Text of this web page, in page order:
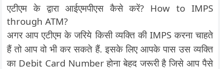
एटीएम के द्वारा आईएमपीएस कैसे करें? How to IMPS
through ATM?
अगर आप एटीएम के जरिये किसी व्यक्ति की IMPS करना चाहते
हैं तो आप वो भी कर सकते हैं. इसके लिए आपके पास उस व्यक्ति
का Debit Card Number होना बेहद जरूरी है जिसे आप पैसे